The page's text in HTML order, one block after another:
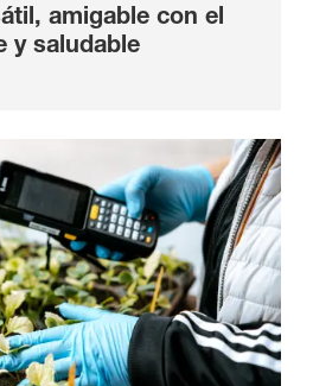
amigable con el
y saludable